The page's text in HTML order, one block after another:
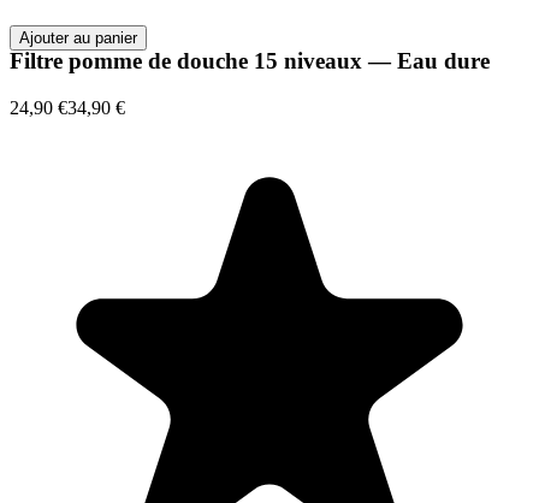
Ajouter au panier
Filtre pomme de douche 15 niveaux — Eau dure
24,90 €34,90 €